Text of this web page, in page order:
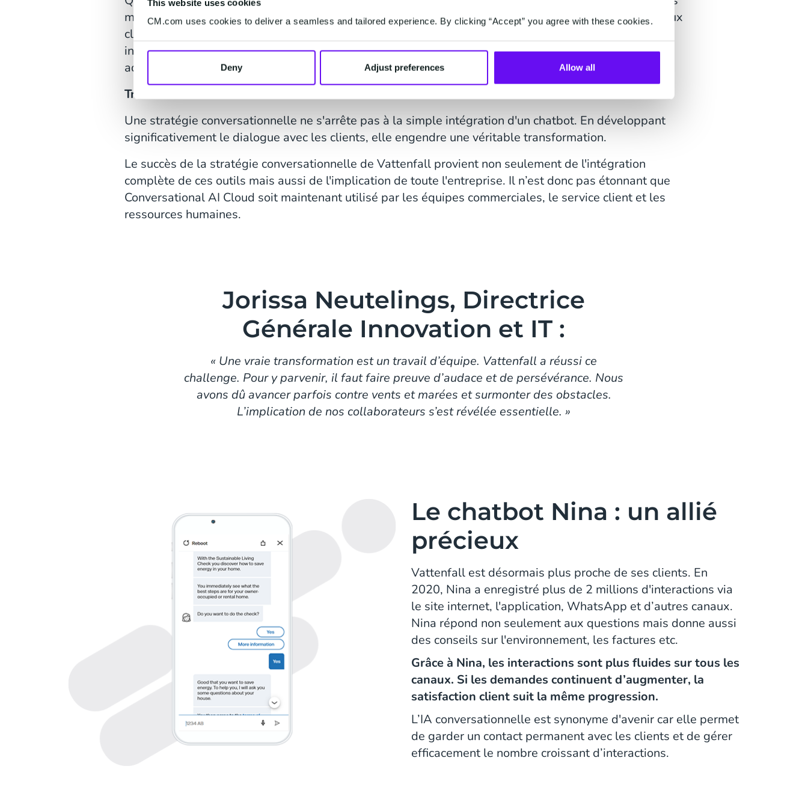
This website uses cookies
CM.com uses cookies to deliver a seamless and tailored experience. By clicking “Accept” you agree with these cookies.
Deny Adjust preferences Allow all
mêmes données. Cela signifie que le chatbot Nina est en mesure de fournir des réponses similaires aux
clients, et ce, peu importe le canal, l’endroit et le moment. Cette technologie apprend grâce aux
informations renseignées mais également grâce au contenu des conversations. Avec des intégrations
adaptées, ces conversations peuvent constituer une mine d’information.
Transformation
Une stratégie conversationnelle ne s'arrête pas à la simple intégration d'un chatbot. En développant
significativement le dialogue avec les clients, elle engendre une véritable transformation.
Le succès de la stratégie conversationnelle de Vattenfall provient non seulement de l'intégration
complète de ces outils mais aussi de l'implication de toute l'entreprise. Il n’est donc pas étonnant que
Conversational AI Cloud soit maintenant utilisé par les équipes commerciales, le service client et les
ressources humaines.
Jorissa Neutelings, Directrice
Générale Innovation et IT :
« Une vraie transformation est un travail d’équipe. Vattenfall a réussi ce
challenge. Pour y parvenir, il faut faire preuve d’audace et de persévérance. Nous
avons dû avancer parfois contre vents et marées et surmonter des obstacles.
L’implication de nos collaborateurs s’est révélée essentielle. »
Le chatbot Nina : un allié
précieux
Vattenfall est désormais plus proche de ses clients. En
2020, Nina a enregistré plus de 2 millions d'interactions via
le site internet, l'application, WhatsApp et d’autres canaux.
Nina répond non seulement aux questions mais donne aussi
des conseils sur l'environnement, les factures etc.
Grâce à Nina, les interactions sont plus fluides sur tous les
canaux. Si les demandes continuent d’augmenter, la
satisfaction client suit la même progression.
L’IA conversationnelle est synonyme d'avenir car elle permet
de garder un contact permanent avec les clients et de gérer
efficacement le nombre croissant d’interactions.